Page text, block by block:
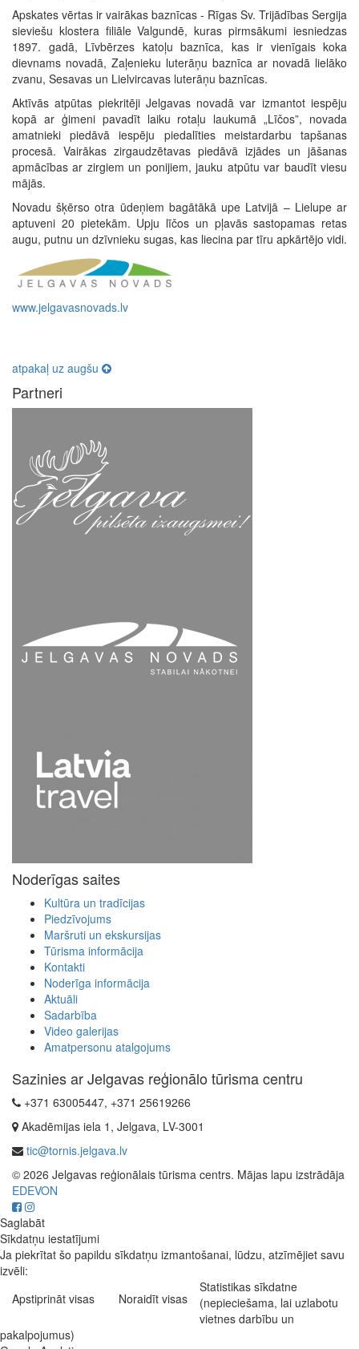
Apskates vērtas ir vairākas baznīcas - Rīgas Sv. Trijādības Sergija
sieviešu klostera filiāle Valgundē, kuras pirmsākumi iesniedzas
1897. gadā, Līvbērzes katoļu baznīca, kas ir vienīgais koka
dievnams novadā, Zaļenieku luterāņu baznīca ar novadā lielāko
zvanu, Sesavas un Lielvircavas luterāņu baznīcas.
Aktīvās atpūtas piekritēji Jelgavas novadā var izmantot iespēju
kopā ar ģimeni pavadīt laiku rotaļu laukumā „Līčos”, novada
amatnieki piedāvā iespēju piedalīties meistardarbu tapšanas
procesā. Vairākas zirgaudzētavas piedāvā izjādes un jāšanas
apmācības ar zirgiem un ponijiem, jauku atpūtu var baudīt viesu
mājās.
Novadu šķērso otra ūdeņiem bagātākā upe Latvijā – Lielupe ar
aptuveni 20 pietekām. Upju līčos un pļavās sastopamas retas
augu, putnu un dzīvnieku sugas, kas liecina par tīru apkārtējo vidi.
www.jelgavasnovads.lv
atpakaļ uz augšu
Partneri
Noderīgas saites
Kultūra un tradīcijas
Piedzīvojums
Maršruti un ekskursijas
Tūrisma informācija
Kontakti
Noderīga informācija
Aktuāli
Sadarbība
Video galerijas
Amatpersonu atalgojums
Sazinies ar Jelgavas reģionālo tūrisma centru
+371 63005447, +371 25619266
Akadēmijas iela 1, Jelgava, LV-3001
tic@tornis.jelgava.lv
© 2026 Jelgavas reģionālais tūrisma centrs. Mājas lapu izstrādāja
EDEVON
Saglabāt
Sīkdatņu iestatījumi
Ja piekrītat šo papildu sīkdatņu izmantošanai, lūdzu, atzīmējiet savu
izvēli:
Apstiprināt visas
Noraidīt visas
Statistikas sīkdatne
(nepieciešama, lai uzlabotu
vietnes darbību un
pakalpojumus)